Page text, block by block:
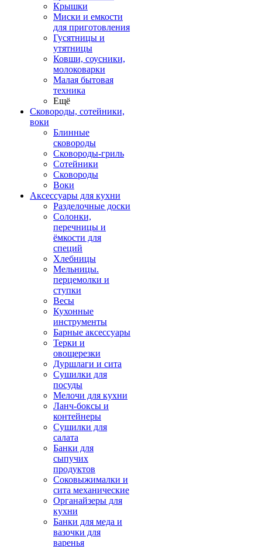
Крышки
Миски и емкости
для приготовления
Гусятницы и
утятницы
Ковши, соусники,
молоковарки
Малая бытовая
техника
Ещё
Сковороды, сотейники,
воки
Блинные
сковороды
Сковороды-гриль
Сотейники
Сковороды
Воки
Аксессуары для кухни
Разделочные доски
Солонки,
перечницы и
ёмкости для
специй
Хлебницы
Мельницы.
перцемолки и
ступки
Весы
Кухонные
инструменты
Барные аксессуары
Терки и
овощерезки
Дуршлаги и сита
Сушилки для
посуды
Мелочи для кухни
Ланч-боксы и
контейнеры
Сушилки для
салата
Банки для
сыпучих
продуктов
Соковыжималки и
сита механические
Органайзеры для
кухни
Банки для меда и
вазочки для
варенья